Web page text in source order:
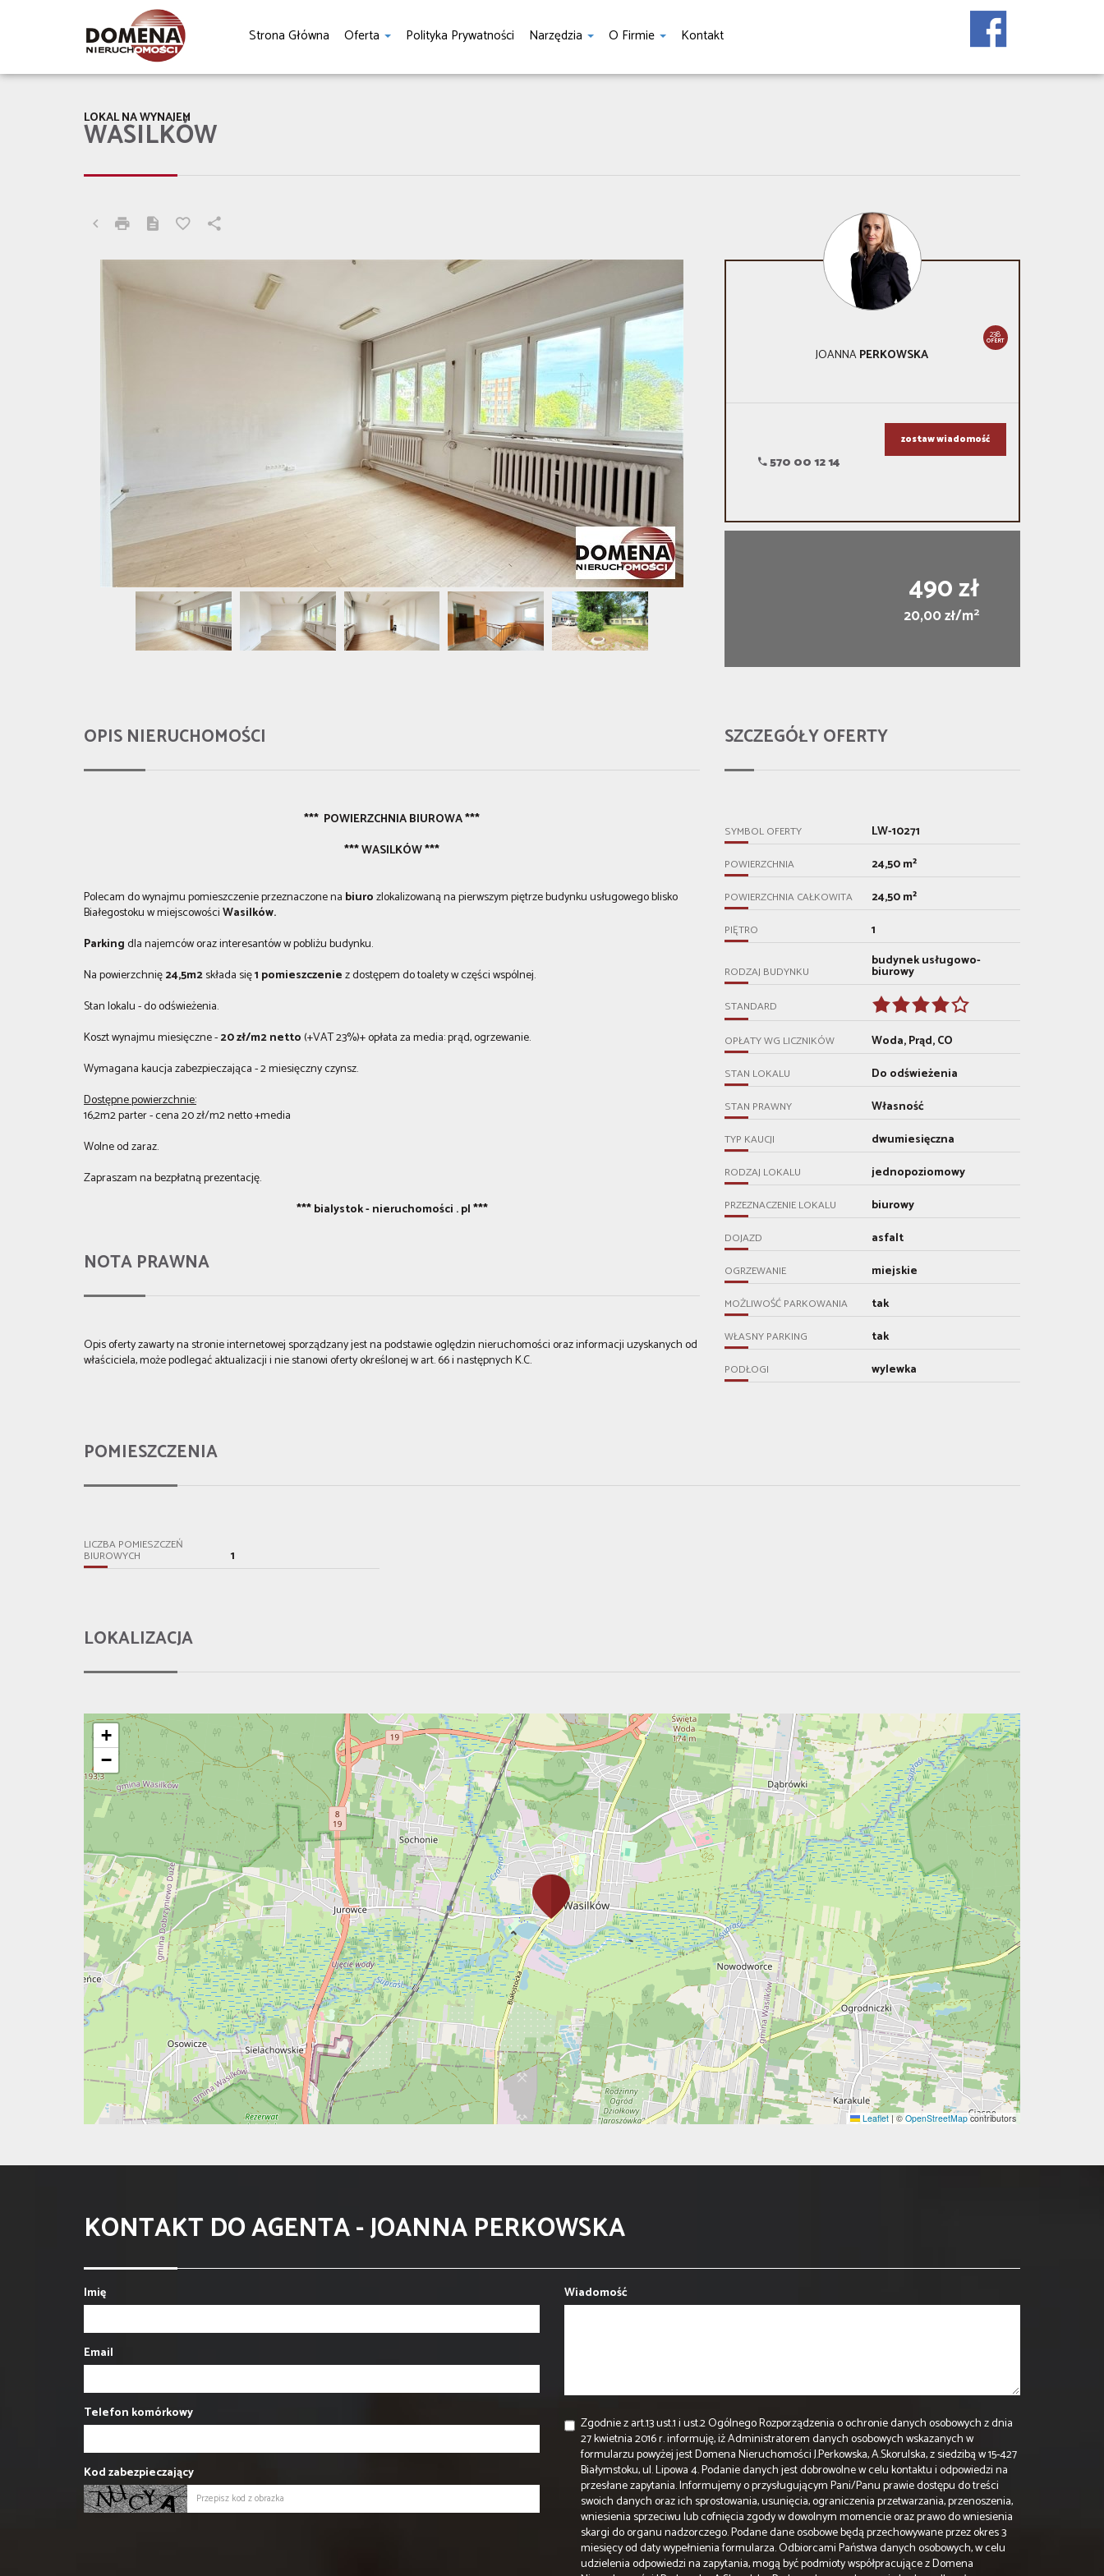
Strona Główna Oferta Polityka Prywatności Narzędzia O Firmie Kontakt
WASILKÓW
LOKAL NA WYNAJEM
238
OFERT
JOANNAPERKOWSKA
570 00 12 14
zostaw wiadomość
490 zł
20,00 zł/m2
OPIS NIERUCHOMOŚCI
*** POWIERZCHNIA BIUROWA ***
*** WASILKÓW ***
Polecam do wynajmu pomieszczenie przeznaczone na biurozlokalizowaną na pierwszym piętrze budynku usługowego blisko
Białegostoku w miejscowościWasilków.
Parkingdla najemców oraz interesantów w pobliżu budynku.
Na powierzchnię24,5m2składa się1 pomieszczeniez dostępemdo toalety w części wspólnej.
Stan lokalu - do odświeżenia.
Koszt wynajmu miesięczne-20 zł/m2 netto(+VAT 23%)+ opłata za media: prąd, ogrzewanie.
Wymagana kaucja zabezpieczająca - 2 miesięczny czynsz.
Dostępne powierzchnie:
16,2m2 parter - cena 20 zł/m2 netto +media
Wolne od zaraz.
Zapraszam na bezpłatną prezentację.
*** bialystok - nieruchomości . pl ***
NOTA PRAWNA
Opis oferty zawarty na stronie internetowej sporządzany jest na podstawie oględzin nieruchomości oraz informacji uzyskanych od
właściciela, może podlegać aktualizacji i nie stanowi oferty określonej w art. 66 i następnych K.C.
SZCZEGÓŁY OFERTY
SYMBOL OFERTY LW-10271
POWIERZCHNIA 24,50 m²
POWIERZCHNIA CAŁKOWITA 24,50 m²
PIĘTRO 1
RODZAJ BUDYNKU
budynek usługowo-
biurowy
STANDARD
OPŁATY WG LICZNIKÓW Woda, Prąd, CO
STAN LOKALU Do odświeżenia
STAN PRAWNY Własność
TYP KAUCJI dwumiesięczna
RODZAJ LOKALU jednopoziomowy
PRZEZNACZENIE LOKALU biurowy
DOJAZD asfalt
OGRZEWANIE miejskie
MOŻLIWOŚĆ PARKOWANIA tak
WŁASNY PARKING tak
PODŁOGI wylewka
POMIESZCZENIA
LICZBA POMIESZCZEŃ
BIUROWYCH 1
LOKALIZACJA
+
−
Leaflet | © OpenStreetMapcontributors
KONTAKT DO AGENTA - JOANNA PERKOWSKA
Imię
Email
Telefon komórkowy
Kod zabezpieczający
Wiadomość
Zgodnie z art.13 ust.1 i ust.2 Ogólnego Rozporządzenia o ochronie danych osobowych z dnia
27 kwietnia 2016 r. informuję, iż Administratorem danych osobowych wskazanych w
formularzu powyżej jest Domena Nieruchomości J.Perkowska, A.Skorulska, z siedzibą w 15-427
Białymstoku, ul. Lipowa 4. Podanie danych jest dobrowolne w celu kontaktu i odpowiedzi na
przesłane zapytania. Informujemy o przysługującym Pani/Panu prawie dostępu do treści
swoich danych oraz ich sprostowania, usunięcia, ograniczenia przetwarzania, przenoszenia,
wniesienia sprzeciwu lub cofnięcia zgody w dowolnym momencie oraz prawo do wniesienia
skargi do organu nadzorczego. Podane dane osobowe będą przechowywane przez okres 3
miesięcy od daty wypełnienia formularza. Odbiorcami Państwa danych osobowych, w celu
udzielenia odpowiedzi na zapytania, mogą być podmioty współpracujące z Domena